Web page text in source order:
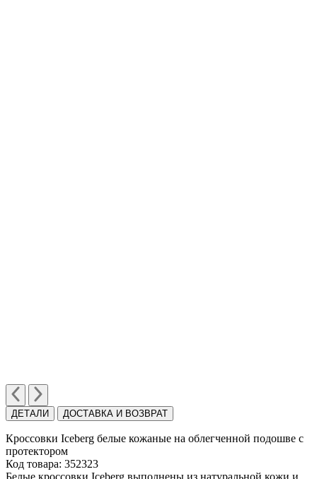
ДЕТАЛИ ДОСТАВКА И ВОЗВРАТ
Кроссовки Iceberg белые кожаные на облегченной подошве с
протектором
Код товара: 352323